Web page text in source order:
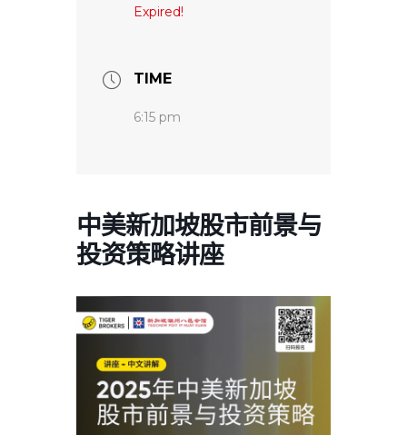
Expired!
TIME
6:15 pm
中美新加坡股市前景与
投资策略讲座